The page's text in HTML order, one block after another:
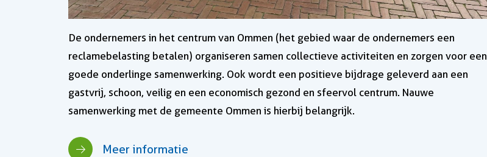
De ondernemers in het centrum van Ommen (het gebied waar de ondernemers een
reclamebelasting betalen) organiseren samen collectieve activiteiten en zorgen voor een
goede onderlinge samenwerking. Ook wordt een positieve bijdrage geleverd aan een
gastvrij, schoon, veilig en een economisch gezond en sfeervol centrum. Nauwe
samenwerking met de gemeente Ommen is hierbij belangrijk.
Meer informatie